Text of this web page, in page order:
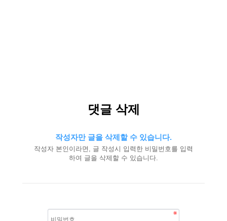
댓글 삭제
작성자만 글을 삭제할 수 있습니다.
작성자 본인이라면, 글 작성시 입력한 비밀번호를 입력
하여 글을 삭제할 수 있습니다.